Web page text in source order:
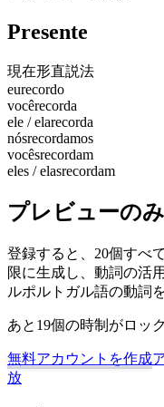
Presente
現在形直説法
eurecordo
vocêrecorda
ele / elarecorda
nósrecordamos
vocêsrecordam
eles / elasrecordam
プレビューのみ
登録すると、20個すべ
限に生成し、動詞の活
ルポルトガル語の動詞
あと19個の時制がロッ
無料アカウントを作成
放